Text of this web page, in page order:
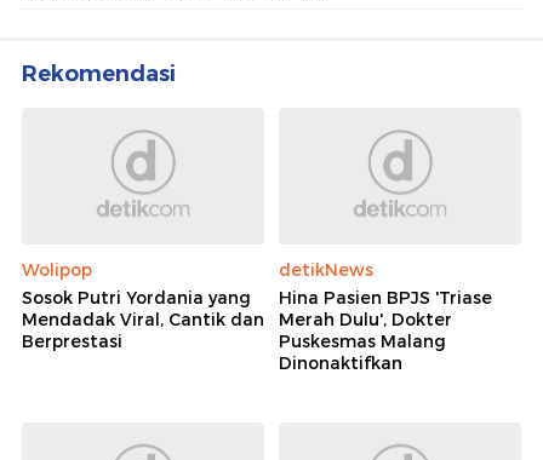
Rekomendasi
Wolipop
Sosok Putri Yordania yang
Mendadak Viral, Cantik dan
Berprestasi
detikNews
Hina Pasien BPJS 'Triase
Merah Dulu', Dokter
Puskesmas Malang
Dinonaktifkan